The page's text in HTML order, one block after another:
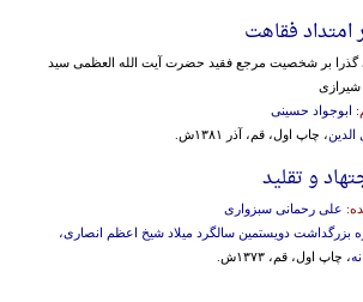
امتداد فقاهت
گذرا بر شخصیت مرجع فقید حضرت آیت الله العظمی سید
ابوجواد حسینی
الدین، چاپ اول، قم، آذر ۱۳۸۱ش.
و تقلید
علی رحمانی سبزواری
بزرگداشت دویستمین سالگرد میلاد شیخ اعظم انصاری،
، چاپ اول، قم، ۱۳۷۳ش.